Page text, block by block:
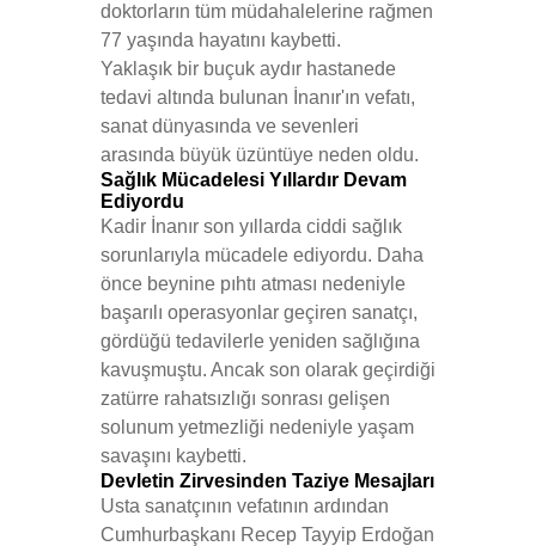
doktorların tüm müdahalelerine rağmen
77 yaşında hayatını kaybetti.
Yaklaşık bir buçuk aydır hastanede
tedavi altında bulunan İnanır'ın vefatı,
sanat dünyasında ve sevenleri
arasında büyük üzüntüye neden oldu.
Sağlık Mücadelesi Yıllardır Devam
Ediyordu
Kadir İnanır son yıllarda ciddi sağlık
sorunlarıyla mücadele ediyordu. Daha
önce beynine pıhtı atması nedeniyle
başarılı operasyonlar geçiren sanatçı,
gördüğü tedavilerle yeniden sağlığına
kavuşmuştu. Ancak son olarak geçirdiği
zatürre rahatsızlığı sonrası gelişen
solunum yetmezliği nedeniyle yaşam
savaşını kaybetti.
Devletin Zirvesinden Taziye Mesajları
Usta sanatçının vefatının ardından
Cumhurbaşkanı Recep Tayyip Erdoğan